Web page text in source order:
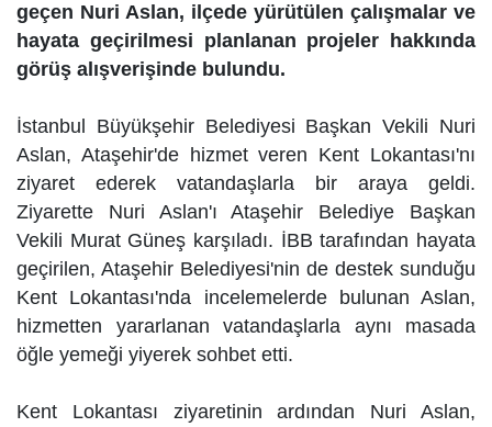
geçen Nuri Aslan, ilçede yürütülen çalışmalar ve
hayata geçirilmesi planlanan projeler hakkında
görüş alışverişinde bulundu.
İstanbul Büyükşehir Belediyesi Başkan Vekili Nuri
Aslan, Ataşehir'de hizmet veren Kent Lokantası'nı
ziyaret ederek vatandaşlarla bir araya geldi.
Ziyarette Nuri Aslan'ı Ataşehir Belediye Başkan
Vekili Murat Güneş karşıladı. İBB tarafından hayata
geçirilen, Ataşehir Belediyesi'nin de destek sunduğu
Kent Lokantası'nda incelemelerde bulunan Aslan,
hizmetten yararlanan vatandaşlarla aynı masada
öğle yemeği yiyerek sohbet etti.
Kent Lokantası ziyaretinin ardından Nuri Aslan,